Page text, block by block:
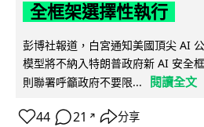
全框架選擇性執行
彭博社報道，白宮通知美國頂尖 AI
模型將不納入特朗普政府新 AI 安全
則聯署呼籲政府不要限...
閱讀全文
44 21 ↗ 分享